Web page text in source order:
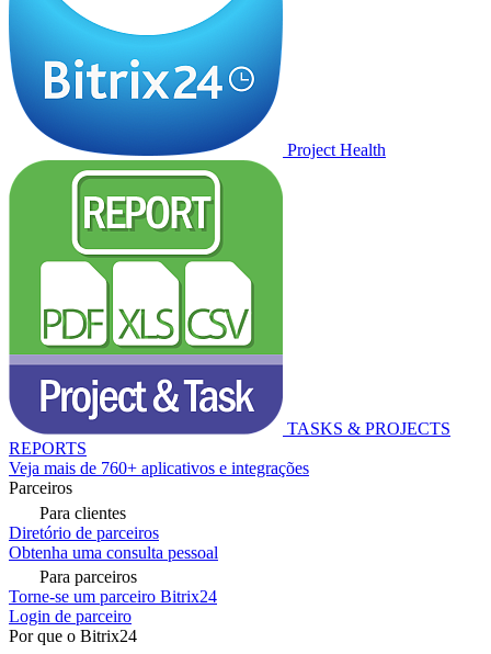
Project Health
TASKS & PROJECTS
REPORTS
Veja mais de 760+ aplicativos e integrações
Parceiros
Para clientes
Diretório de parceiros
Obtenha uma consulta pessoal
Para parceiros
Torne-se um parceiro Bitrix24
Login de parceiro
Por que o Bitrix24